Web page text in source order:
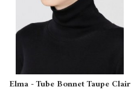
Elma - Tube Bonnet Taupe Clair